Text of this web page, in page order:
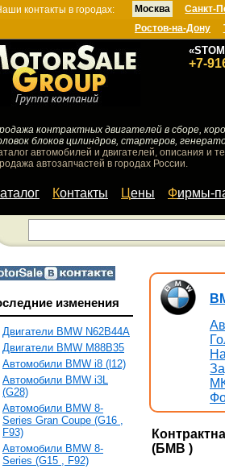
контакты в городах: Москва
+7-
Санкт-
Ростов-на-Дону
контрактных двигателей в сборе,
блоков цилиндров, стартеров,
автомобилей и двигателей, описания и
автозапчастей в городах России.
Каталог Контакты Цены Фирмы-
изменения
Двигатели BMW N62B44A
Двигатели BMW M88B35
Автомобили BMW i8 (l12)
Автомобили BMW i3L
(G28)
Автомобили BMW 8-
Series Gran Coupe (G16 ,
F93)
Автомобили BMW 8-
Series (G15 , F92)
(БМВ )